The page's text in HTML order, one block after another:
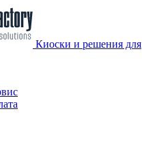
Киоски и решения для